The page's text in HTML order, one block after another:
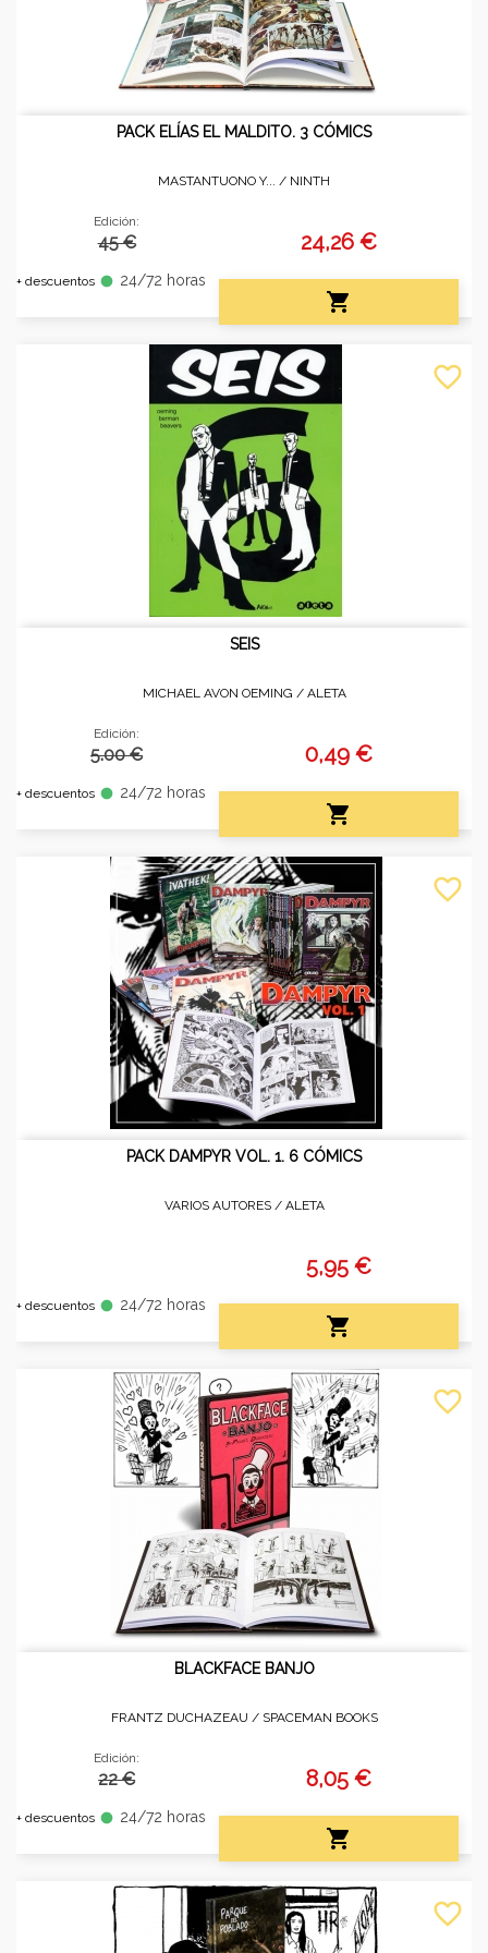
PACK ELÍAS EL MALDITO. 3 CÓMICS
MASTANTUONO Y... / NINTH
Edición:
45 €
+ descuentos fiber_manual_record 24/72 horas
24,26 €

SEIS
MICHAEL AVON OEMING / ALETA
Edición:
5.00 €
+ descuentos fiber_manual_record 24/72 horas
0,49 €

favorite_border
PACK DAMPYR VOL. 1. 6 CÓMICS
VARIOS AUTORES / ALETA
+ descuentos fiber_manual_record 24/72 horas
5,95 €

favorite_border
BLACKFACE BANJO
FRANTZ DUCHAZEAU / SPACEMAN BOOKS
Edición:
22 €
+ descuentos fiber_manual_record 24/72 horas
8,05 €

favorite_border
favorite_border